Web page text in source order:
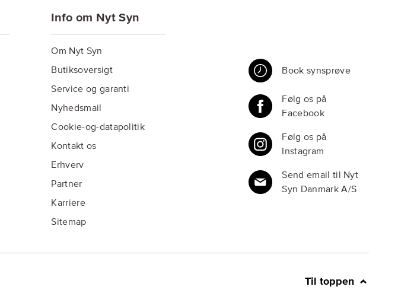
Info om Nyt Syn
Om Nyt Syn
Butiksoversigt
Service og garanti
Nyhedsmail
Cookie-og-datapolitik
Kontakt os
Erhverv
Partner
Karriere
Sitemap
Book synsprøve
Følg os på
Facebook
Følg os på
Instagram
Send email til Nyt
Syn Danmark A/S
Til toppen